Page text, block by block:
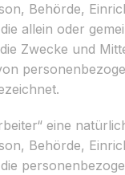
Behörde,
allein oder
Zwecke und
eine
Behörde,